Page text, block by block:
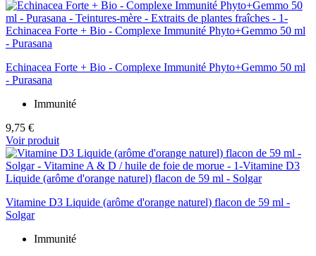
Echinacea Forte + Bio - Complexe Immunité Phyto+Gemmo 50 ml
- Purasana
Immunité
9,75 €
Voir produit
Vitamine D3 Liquide (arôme d'orange naturel) flacon de 59 ml -
Solgar
Immunité